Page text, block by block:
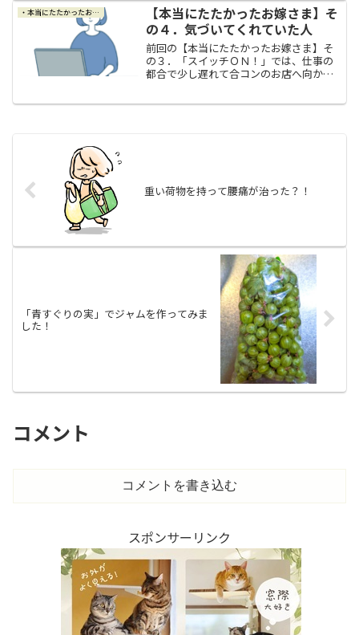
になりました。と同時に、仮予約までし
ていた最初の結婚式場をキ...
・本当にたたかったお嫁さま
【本当にたたかったお嫁さま】そ
の４．気づいてくれていた人
前回の【本当にたたかったお嫁さま】そ
の３．「スイッチＯＮ！」では、仕事の
都合で少し遅れて合コンのお店へ向かっ
重い荷物を持って腰痛が治った？！
「青すぐりの実」でジャムを作ってみま
した！
コメント
コメントを書き込む
スポンサーリンク